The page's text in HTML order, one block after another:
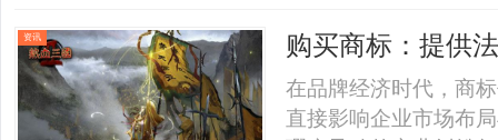
40%-60%优惠，兼顾
资讯 购买商标：提供
在品牌经济时代，商
直接影响企业市场布